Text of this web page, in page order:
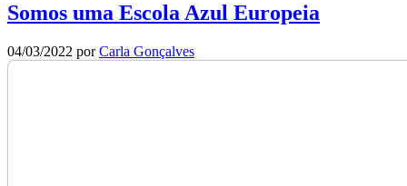
Somos uma Escola Azul Europeia
04/03/2022 porCarla Gonçalves